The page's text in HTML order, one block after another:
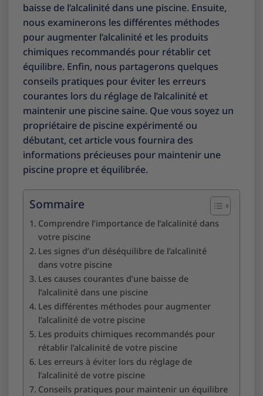
baisse de l’alcalinité dans une piscine. Ensuite,
nous examinerons les différentes méthodes
pour augmenter l’alcalinité et les produits
chimiques recommandés pour rétablir cet
équilibre. Enfin, nous partagerons quelques
conseils pratiques pour éviter les erreurs
courantes lors du réglage de l’alcalinité et
maintenir une piscine saine. Que vous soyez un
propriétaire de piscine expérimenté ou
débutant, cet article vous fournira des
informations précieuses pour maintenir une
piscine propre et équilibrée.
Sommaire
Comprendre l’importance de l’alcalinité dans
votre piscine
Les signes d’un déséquilibre de l’alcalinité
dans votre piscine
Les causes courantes d’une baisse de
l’alcalinité dans une piscine
Les différentes méthodes pour augmenter
l’alcalinité de votre piscine
Les produits chimiques recommandés pour
rétablir l’alcalinité de votre piscine
Les erreurs à éviter lors du réglage de
l’alcalinité de votre piscine
Conseils pratiques pour maintenir un équilibre